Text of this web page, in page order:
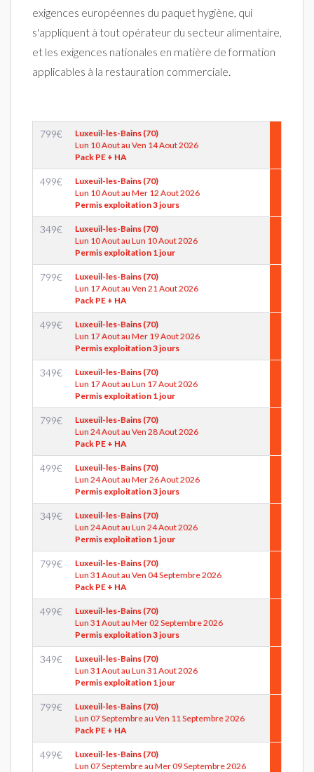
exigences européennes du paquet hygiène, qui
s'appliquent à tout opérateur du secteur alimentaire,
et les exigences nationales en matière de formation
applicables à la restauration commerciale.
799€
Luxeuil-les-Bains (70)
Lun 10 Aout au Ven 14 Aout 2026
Pack PE + HA
499€
Luxeuil-les-Bains (70)
Lun 10 Aout au Mer 12 Aout 2026
Permis exploitation 3 jours
349€
Luxeuil-les-Bains (70)
Lun 10 Aout au Lun 10 Aout 2026
Permis exploitation 1 jour
799€
Luxeuil-les-Bains (70)
Lun 17 Aout au Ven 21 Aout 2026
Pack PE + HA
499€
Luxeuil-les-Bains (70)
Lun 17 Aout au Mer 19 Aout 2026
Permis exploitation 3 jours
349€
Luxeuil-les-Bains (70)
Lun 17 Aout au Lun 17 Aout 2026
Permis exploitation 1 jour
799€
Luxeuil-les-Bains (70)
Lun 24 Aout au Ven 28 Aout 2026
Pack PE + HA
499€
Luxeuil-les-Bains (70)
Lun 24 Aout au Mer 26 Aout 2026
Permis exploitation 3 jours
349€
Luxeuil-les-Bains (70)
Lun 24 Aout au Lun 24 Aout 2026
Permis exploitation 1 jour
799€
Luxeuil-les-Bains (70)
Lun 31 Aout au Ven 04 Septembre 2026
Pack PE + HA
499€
Luxeuil-les-Bains (70)
Lun 31 Aout au Mer 02 Septembre 2026
Permis exploitation 3 jours
349€
Luxeuil-les-Bains (70)
Lun 31 Aout au Lun 31 Aout 2026
Permis exploitation 1 jour
799€
Luxeuil-les-Bains (70)
Lun 07 Septembre au Ven 11 Septembre 2026
Pack PE + HA
499€
Luxeuil-les-Bains (70)
Lun 07 Septembre au Mer 09 Septembre 2026